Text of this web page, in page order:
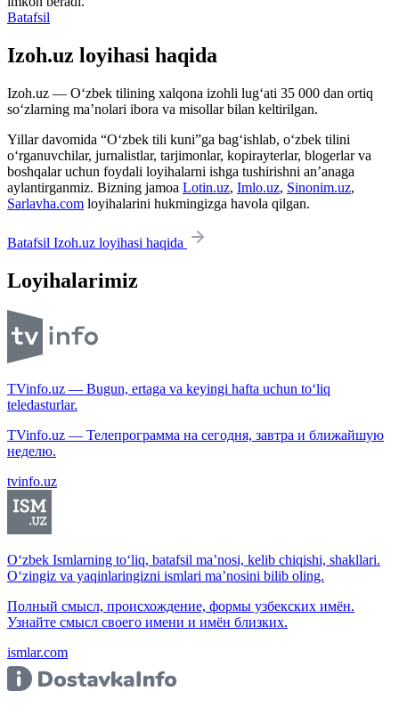
Batafsil
Izoh.uz loyihasi haqida
Izoh.uz — O‘zbek tilining xalqona izohli lug‘ati 35 000 dan ortiq
so‘zlarning ma’nolari ibora va misollar bilan keltirilgan.
Yillar davomida “O‘zbek tili kuni”ga bag‘ishlab, o‘zbek tilini
o‘rganuvchilar, jurnalistlar, tarjimonlar, kopirayterlar, blogerlar va
boshqalar uchun foydali loyihalarni ishga tushirishni an’anaga
aylantirganmiz. Bizning jamoa Lotin.uz, Imlo.uz, Sinonim.uz,
Sarlavha.com loyihalarini hukmingizga havola qilgan.
Batafsil Izoh.uz loyihasi haqida
Loyihalarimiz
TVinfo.uz — Bugun, ertaga va keyingi hafta uchun to‘liq
teledasturlar.
TVinfo.uz — Телепрограмма на сегодня, завтра и ближайшую
неделю.
tvinfo.uz
O‘zbek Ismlarning to‘liq, batafsil ma’nosi, kelib chiqishi, shakllari.
O‘zingiz va yaqinlaringizni ismlari ma’nosini bilib oling.
Полный смысл, происхождение, формы узбекских имён.
Узнайте смысл своего имени и имён близких.
ismlar.com